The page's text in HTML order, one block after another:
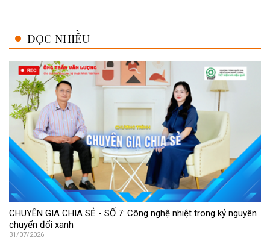
ĐỌC NHIỀU
CHUYÊN GIA CHIA SẺ - SỐ 7: Công nghệ nhiệt trong kỷ nguyên
chuyển đổi xanh
31/07/2026